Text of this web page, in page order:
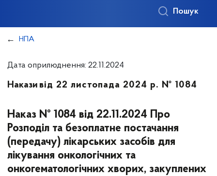
Пошук
НПА
Дата оприлюднення: 22.11.2024
Накази від 22 листопада 2024 р. № 1084
Наказ № 1084 від 22.11.2024 Про
Розподіл та безоплатне постачання
(передачу) лікарських засобів для
лікування онкологічних та
онкогематологічних хворих, закуплених